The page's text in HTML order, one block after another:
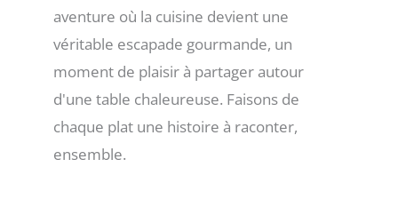
aventure où la cuisine devient une
véritable escapade gourmande, un
moment de plaisir à partager autour
d'une table chaleureuse. Faisons de
chaque plat une histoire à raconter,
ensemble.